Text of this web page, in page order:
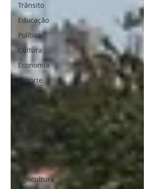
Trânsito
Educação
Política
Cultura
Economia
Esporte
Emprego
Segurança
Entrevista
Infraestrutura
Agricultura